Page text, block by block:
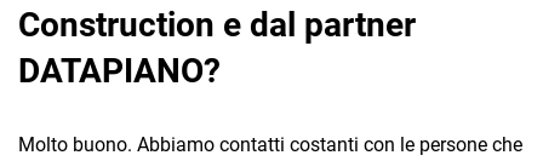
Construction e dal partner
DATAPIANO?
Molto buono. Abbiamo contatti costanti con le persone che